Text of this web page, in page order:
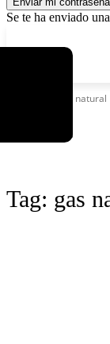
Se te ha enviado
Gas natural
Tag: gas